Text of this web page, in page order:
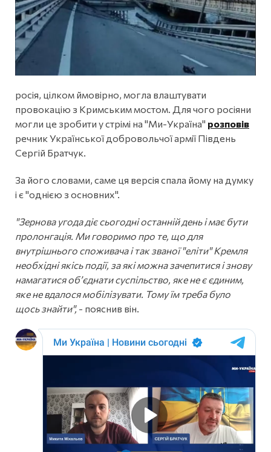
росія, цілком ймовірно, могла влаштувати
провокацію з Кримським мостом. Для чого росіяни
могли це зробити у стрімі на "Ми-Україна" розповів
речник Української добровольчої армії Південь
Сергій Братчук.
За його словами, саме ця версія спала йому на думку
і є "однією з основних".
"Зернова угода діє сьогодні останній день і має бути
пролонгація. Ми говоримо про те, що для
внутрішнього споживача і так званої "еліти" Кремля
необхідні якісь події, за які можна зачепитися і знову
намагатися об’єднати суспільство, яке не є єдиним,
яке не вдалося мобілізувати. Тому їм треба було
щось знайти", - пояснив він.